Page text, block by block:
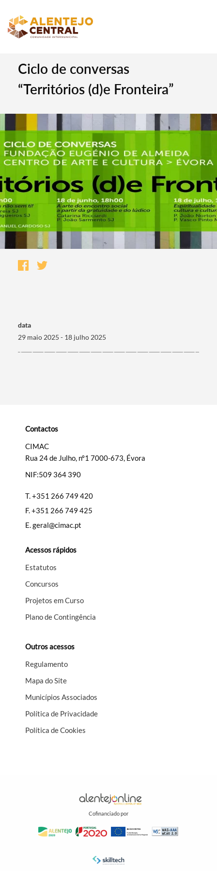
Categorias gerais
Ciclo de conversas
“Territórios (d)e Fronteira”
data
29 maio 2025 - 18 julho 2025
Contactos
CIMAC
Rua 24 de Julho, nº1 7000-673, Évora
NIF:509 364 390
T.+351 266 749 420
F.+351 266 749 425
E.geral@cimac.pt
Acessos rápidos
Estatutos
Concursos
Projetos em Curso
Plano de Contingência
Outros acessos
Regulamento
Mapa do Site
Municípios Associados
Política de Privacidade
Política de Cookies
Cofinanciado por